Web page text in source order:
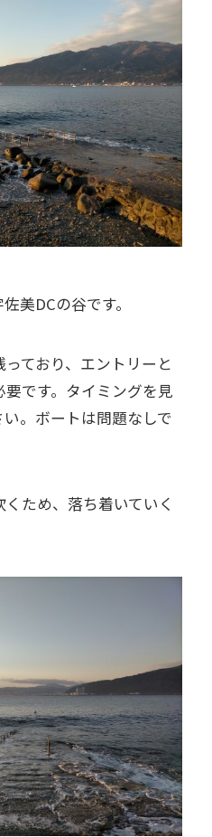
美DCの谷です。
ており、エントリーと
です。タイミングを見
。ボートは問題なしで
ため、落ち着いていく